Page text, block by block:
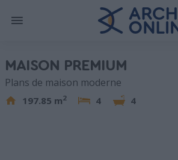
MAISON PREMIUM
Plans de maison moderne
197.85 m2 4 4